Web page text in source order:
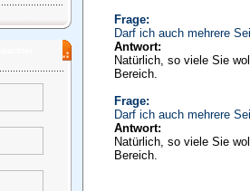
Frage:
Darf ich auch mehrere
Antwort:
Natürlich, so viele Sie
Bereich.
Frage:
Darf ich auch mehrere
Antwort:
Natürlich, so viele Sie
Bereich.